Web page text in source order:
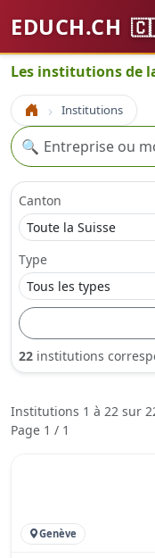
EDUCH.CH
Les institutions de
Accueil Institutions
Recherche
🔍
Canton
Type
22 institutions
Institutions 1 à 22 sur
Page 1 / 1
Genève